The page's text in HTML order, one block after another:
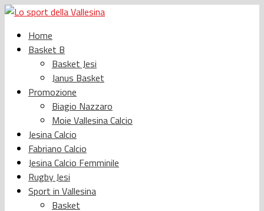
Home
Basket B
Basket Jesi
Janus Basket
Promozione
Biagio Nazzaro
Moie Vallesina Calcio
Jesina Calcio
Fabriano Calcio
Jesina Calcio Femminile
Rugby Jesi
Sport in Vallesina
Basket